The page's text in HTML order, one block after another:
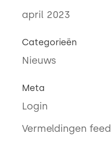
april 2023
Categorieën
Nieuws
Meta
Login
Vermeldingen feed